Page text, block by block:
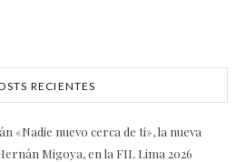
RECIENTES
«Nadie nuevo cerca de ti», la nueva
Migoya, en la FIL Lima 2026